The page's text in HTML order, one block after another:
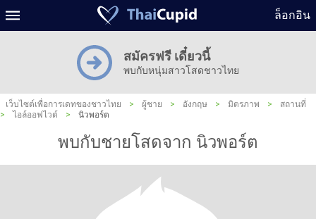
ล็อกอิน
สมัครฟรี เดี๋ยวนี้
พบกับหนุ่มสาวโสดชาวไทย
เว็บไซต์เพื่อการเดทของชาวไทย > ผู้ชาย > อังกฤษ > มิตรภาพ >
สถานที่
>
ไอล์ออฟไวต์ > นิวพอร์ต
พบกับชายโสดจาก นิวพอร์ต